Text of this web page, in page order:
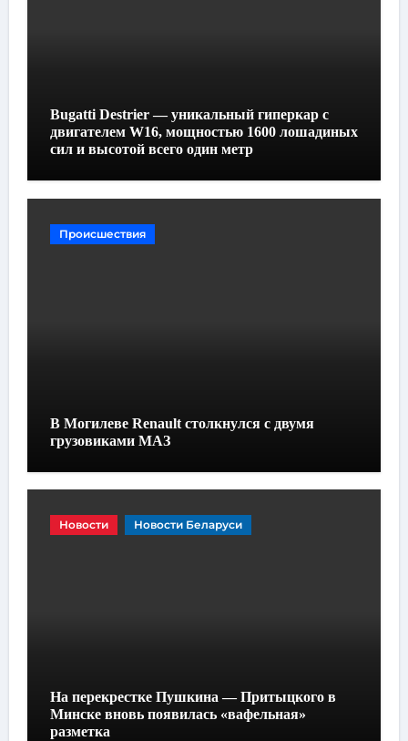
Bugatti Destrier — уникальный гиперкар с
двигателем W16, мощностью 1600 лошадиных
сил и высотой всего один метр
Происшествия
В Могилеве Renault столкнулся с двумя
грузовиками МАЗ
Новости Новости Беларуси
На перекрестке Пушкина — Притыцкого в
Минске вновь появилась «вафельная»
разметка